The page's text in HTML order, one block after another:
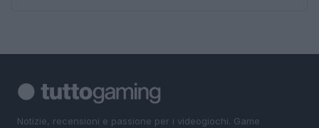
Notizie, recensioni e passione per i videogiochi. Game